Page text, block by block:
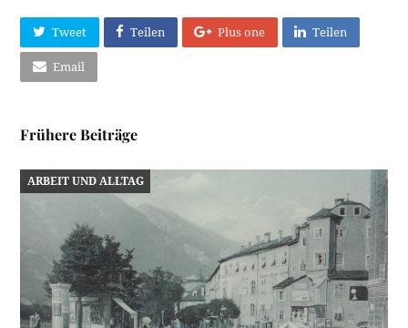
Tweet Teilen Plus one Teilen
Email
Frühere Beiträge
ARBEIT UND ALLTAG